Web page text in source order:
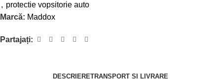
, protectie vopsitorie auto
Marcă: Maddox
Partajați:
DESCRIERETRANSPORT SI LIVRARE